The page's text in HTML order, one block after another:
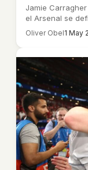
Jamie
el Arsenal se
Oliver Obel1 May